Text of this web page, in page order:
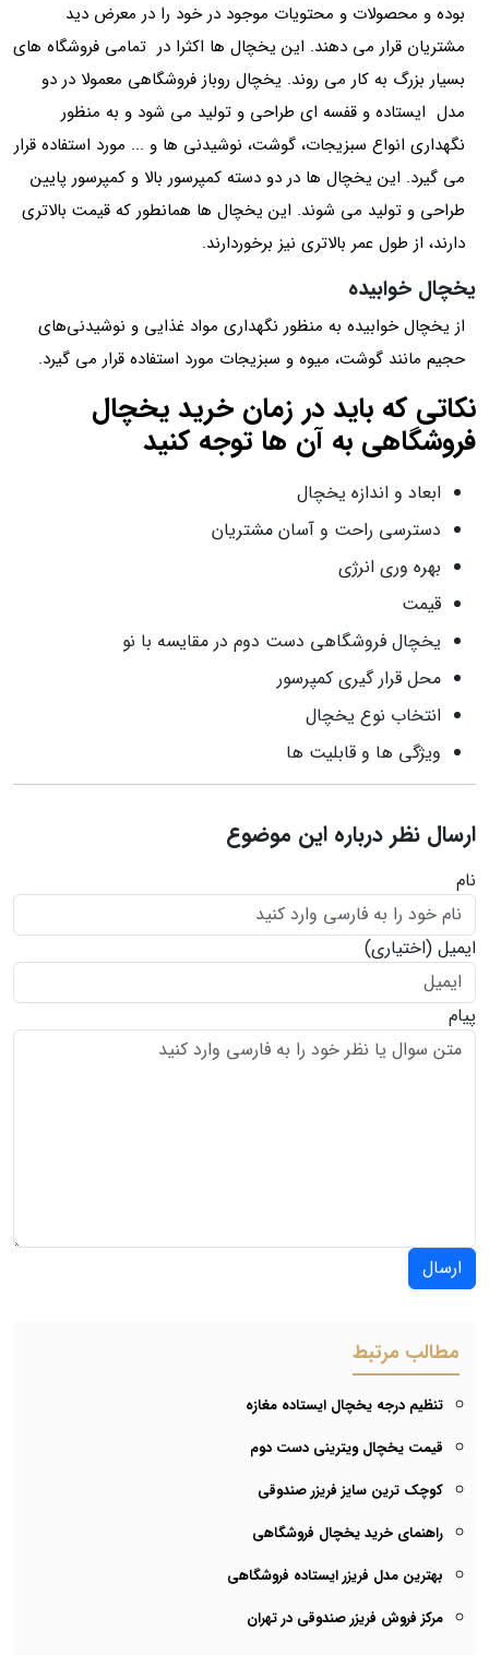
بوده و محصولات و محتویات موجود در خود را در معرض دید
مشتریان قرار می دهند. این یخچال ها اکثرا در تمامی فروشگاه های
بسیار بزرگ به کار می روند. یخچال روباز فروشگاهی معمولا در دو
مدل ایستاده و قفسه ای طراحی و تولید می شود و به منظور
نگهداری انواع سبزیجات، گوشت، نوشیدنی ها و ... مورد استفاده قرار
می گیرد. این یخچال ها در دو دسته کمپرسور بالا و کمپرسور پایین
طراحی و تولید می شوند. این یخچال ها همانطور که قیمت بالاتری
دارند، از طول عمر بالاتری نیز برخوردارند.
یخچال خوابیده
از یخچال خوابیده به منظور نگهداری مواد غذایی و نوشیدنی‌های
حجیم مانند گوشت، میوه و سبزیجات مورد استفاده قرار می گیرد.
نکاتی که باید در زمان خرید یخچال
فروشگاهی به آن ها توجه کنید
ابعاد و اندازه یخچال
دسترسی راحت و آسان مشتریان
بهره وری انرژی
قیمت
یخچال فروشگاهی دست دوم در مقایسه با نو
محل قرار گیری کمپرسور
انتخاب نوع یخچال
ویژگی ها و قابلیت ها
ارسال نظر درباره این موضوع
نام
ایمیل (اختیاری)
پیام
ارسال
مطالب مرتبط
تنظیم درجه یخچال ایستاده مغازه
قیمت یخچال ویترینی دست دوم
کوچک ترین سایز فریزر صندوقی
راهنمای خرید یخچال فروشگاهی
بهترین مدل فریزر ایستاده فروشگاهی
مرکز فروش فریزر صندوقی در تهران